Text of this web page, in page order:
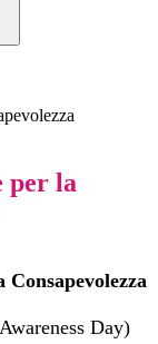
per la
Day)